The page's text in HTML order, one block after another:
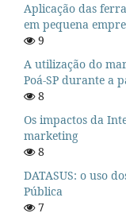
Aplicação das
em pequena
9
A utilização do
Poá-SP durante a
8
Os impactos da
marketing
8
DATASUS: o uso
Pública
7